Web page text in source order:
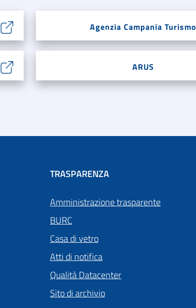
Agenzia Campania Turismo
ARUS
TRASPARENZA
Amministrazione trasparente
BURC
Casa di vetro
Atti di notifica
Qualità Datacenter
Sito di archivio